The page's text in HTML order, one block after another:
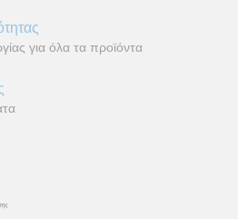
για όλα τα προϊόντα